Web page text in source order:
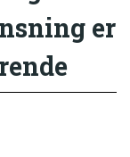
er